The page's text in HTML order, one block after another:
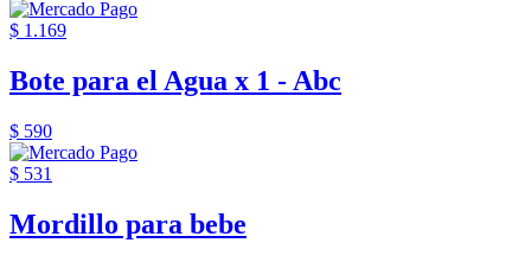
$ 1.169
Bote para el Agua x 1 - Abc
$ 590
$ 531
Mordillo para bebe